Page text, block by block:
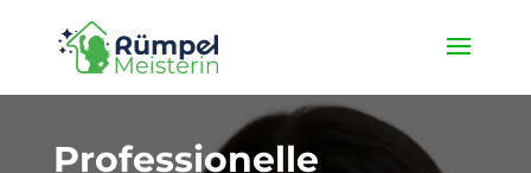
★ 4,9 / 5 ProvenExpert ✓ Deutschlandweit unterwegs ✉️
info@die-ruempelmeisterin.com
Professionelle